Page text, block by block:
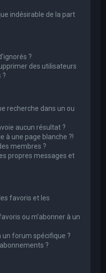
indésirable de la part
?
des utilisateurs
?
recherche dans un ou
aucun résultat ?
à une page blanche ?!
membres ?
propres messages et
favoris et les
ou m’abonner à un
un forum spécifique ?
?